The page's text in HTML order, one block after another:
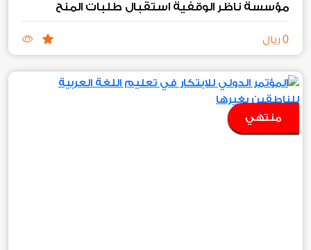
مؤسسة ناظر الوقفية استقبال طلبات المنح
0 ريال
منتهي